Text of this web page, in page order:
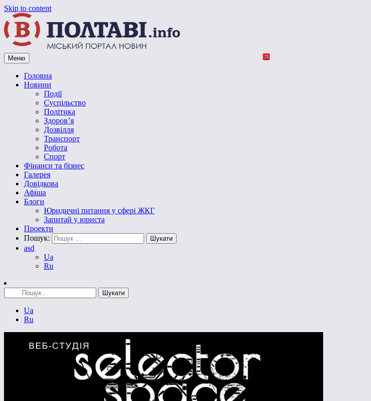
Skip to content
Vpoltave.info
Полтавський портал новин
Меню
Головна
Новини
Події
Суспільство
Політика
Здоров’я
Дозвілля
Транспорт
Робота
Спорт
Фінанси та бізнес
Галерея
Довідкова
Афіша
Блоги
Юридичні питання у сфері ЖКГ
Запитай у юриста
Проекти
Пошук:
asd
Ua
Ru
Ua
Ru